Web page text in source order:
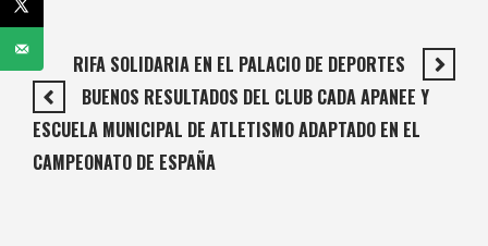
RIFA SOLIDARIA EN EL PALACIO DE DEPORTES
BUENOS RESULTADOS DEL CLUB CADA APANEE Y
ESCUELA MUNICIPAL DE ATLETISMO ADAPTADO EN EL
CAMPEONATO DE ESPAÑA